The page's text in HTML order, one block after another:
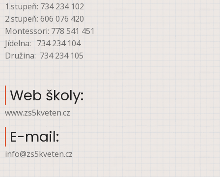
1.stupeň: 734 234 102
2.stupeň: 606 076 420
Montessori: 778 541 451
Jídelna: 734 234 104
Družina: 734 234 105
Web školy:
www.zs5kveten.cz
E-mail:
info@zs5kveten.cz